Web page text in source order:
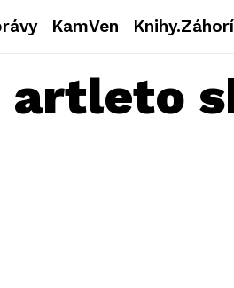
KamVen Knihy.Záhorí
artleto